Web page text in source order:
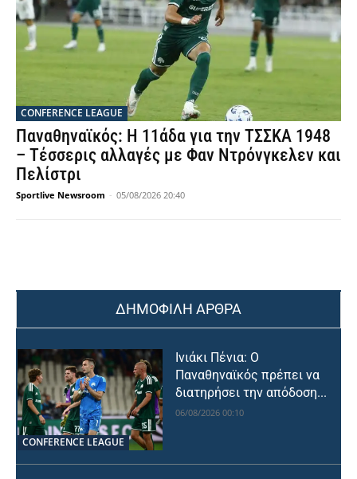
CONFERENCE LEAGUE
Παναθηναϊκός: Η 11άδα για την ΤΣΣΚΑ 1948
– Τέσσερις αλλαγές με Φαν Ντρόνγκελεν και
Πελίστρι
Sportlive Newsroom - 05/08/2026 20:40
ΔΗΜΟΦΙΛΗ ΑΡΘΡΑ
CONFERENCE LEAGUE
Ινιάκι Πένια: Ο
Παναθηναϊκός πρέπει να
διατηρήσει την απόδοση...
06/08/2026 00:10